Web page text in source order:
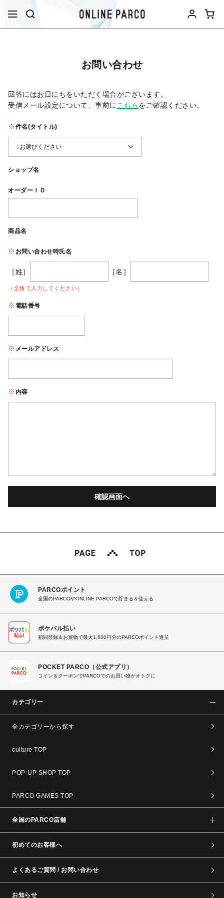
お問い合わせ
回答にはお日にちをいただく場合がございます。
受信メール設定について、事前に こちらをご確認ください。​
件名(タイトル)
ショップ名
オーダーＩＤ
商品名
お問い合わせ時氏名
［姓］ ［名］
（全角で入力してください）
電話番号
メールアドレス
内容
PARCOポイント
全国のPARCOやONLINE PARCOで貯まる＆使える
ポケパル払い
初回登録＆お買物で最大1,500円分のPARCOポイント進呈
POCKET PARCO（公式アプリ）
コイン＆クーポンでPARCOでのお買い物がオトクに
カテゴリー
全カテゴリーから探す
culture TOP
POP-UP SHOP TOP
PARCO GAMES TOP
全国のPARCO店舗
初めてのお客様へ
よくあるご質問 / お問い合わせ
お知らせ